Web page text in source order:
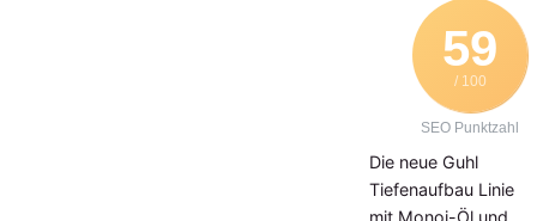
59
/ 100
SEO Punktzahl
Die neue Guhl
Tiefenaufbau Linie
mit Monoi-Öl und